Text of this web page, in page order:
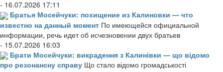
- 16.07.2026 17:11
Братья Мосейчуки: похищение из Калиновки — что
известно на данный момент По имеющейся официальной
информации, речь идет об исчезновении двух братьев
- 15.07.2026 16:03
Брати Мосейчуки: викрадення з Калинівки — що відомо
про резонансну справу Що стало відомо громадськості